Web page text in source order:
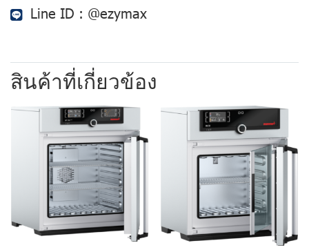
Line ID : @ezymax
สินค้าที่เกี่ยวข้อง